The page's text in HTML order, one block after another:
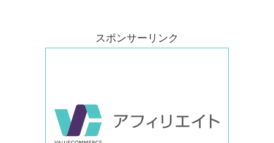
スポンサーリンク